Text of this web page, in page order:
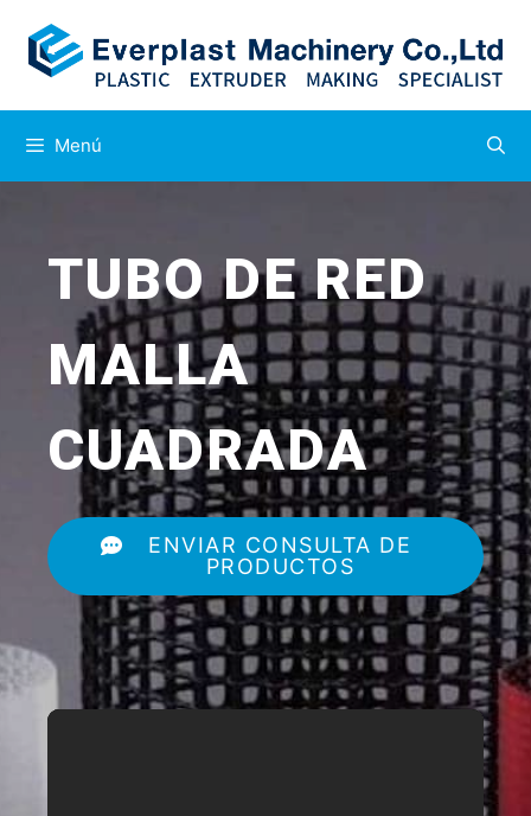
Menú
TUBO DE RED
MALLA
CUADRADA
ENVIAR CONSULTA DE
PRODUCTOS